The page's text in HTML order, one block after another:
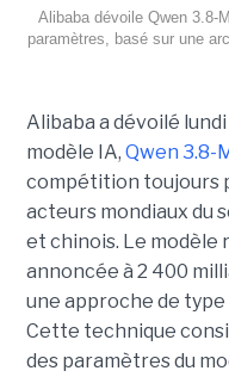
Alibaba dévoile Qwen 3.8-
paramètres, basé sur une
Alibaba a dévoilé
modèle IA, Qwen 3.8-
compétition toujours
acteurs mondiaux du
et chinois. Le modèle
annoncée à 2 400
une approche de type
Cette technique
des paramètres du